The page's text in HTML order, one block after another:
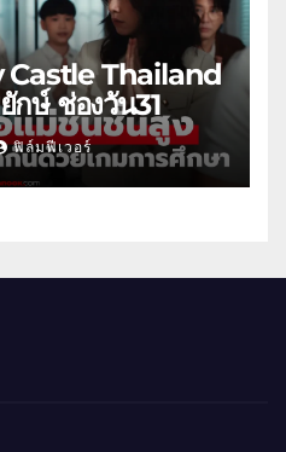
Castle Thailand
กษ์ ช่องวัน31
ฟิล์มฟีเวอร์